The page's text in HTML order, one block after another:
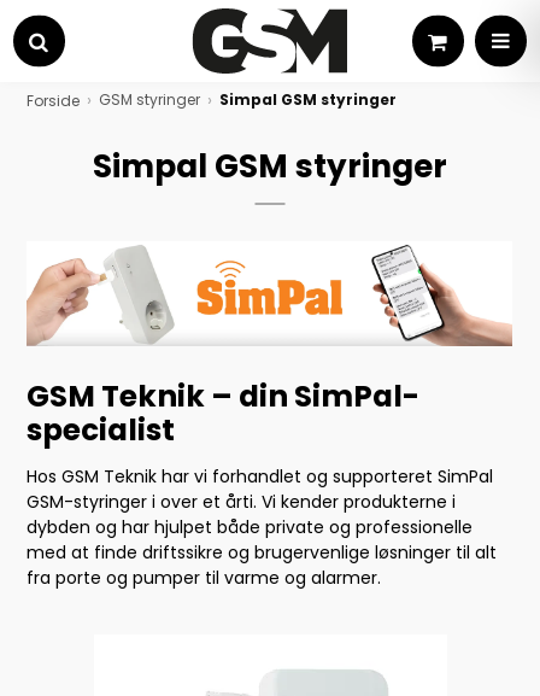
Søg
Kurv
Forside GSM styringer Simpal GSM styringer
Simpal GSM styringer
GSM Teknik – din SimPal-
specialist
Hos GSM Teknik har vi forhandlet og supporteret SimPal
GSM-styringer i over et årti. Vi kender produkterne i
dybden og har hjulpet både private og professionelle
med at finde driftssikre og brugervenlige løsninger til alt
fra porte og pumper til varme og alarmer.